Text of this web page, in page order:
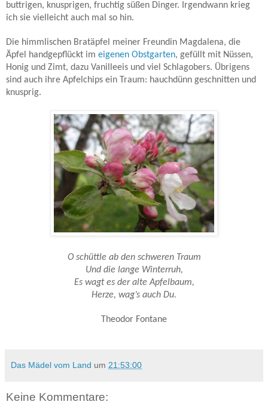
buttrigen, knusprigen, fruchtig süßen Dinger. Irgendwann krieg
ich sie vielleicht auch mal so hin.
Die himmlischen Bratäpfel meiner Freundin Magdalena, die
Äpfel handgepflückt im eigenen Obstgarten, gefüllt mit Nüssen,
Honig und Zimt, dazu Vanilleeis und viel Schlagobers. Übrigens
sind auch ihre Apfelchips ein Traum: hauchdünn geschnitten und
knusprig.
O schüttle ab den schweren Traum
Und die lange Winterruh,
Es wagt es der alte Apfelbaum,
Herze, wag’s auch Du.
Theodor Fontane
Das Mädel vom Land um 21:53:00
Keine Kommentare: